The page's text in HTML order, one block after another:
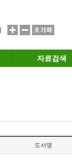
자료검색
도서명